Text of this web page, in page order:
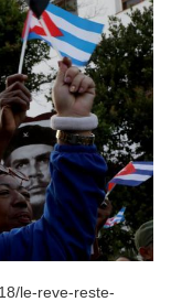
le-reve-reste-